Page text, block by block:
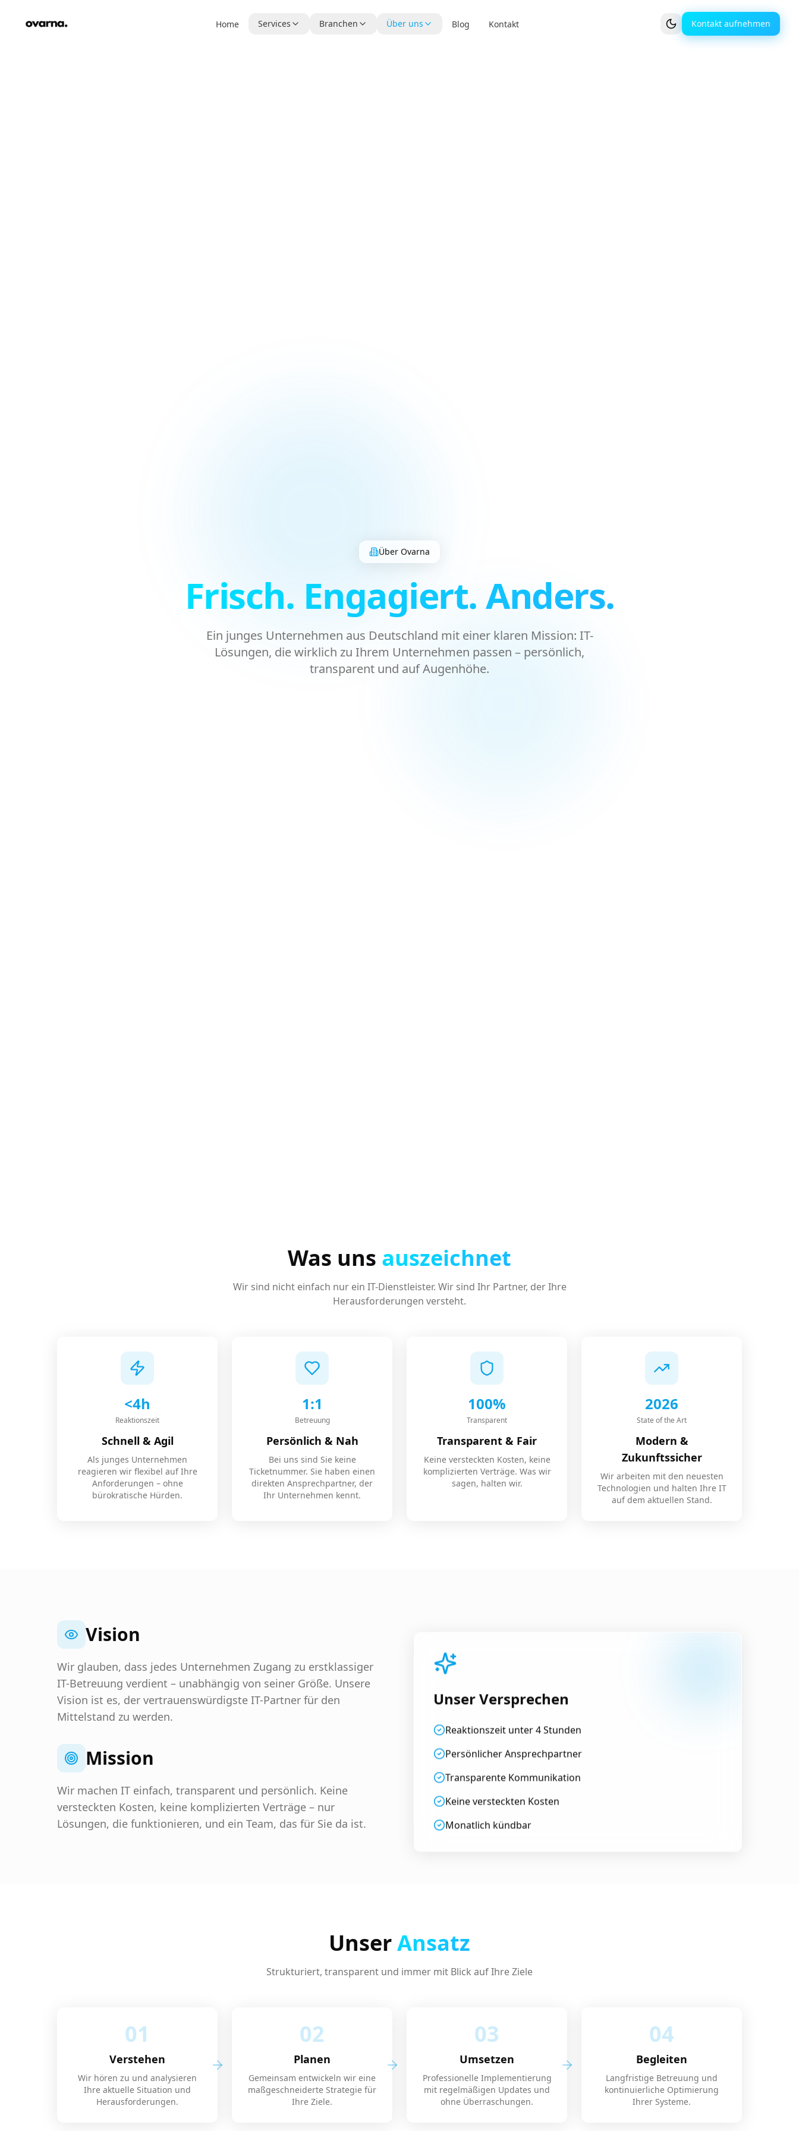
Home Services Branchen Über uns Blog Kontakt Kontakt aufnehmen
Über Ovarna
Frisch. Engagiert. Anders.
Ein junges Unternehmen aus Deutschland mit einer klaren Mission: IT-
Lösungen, die wirklich zu Ihrem Unternehmen passen – persönlich,
transparent und auf Augenhöhe.
Was uns auszeichnet
Wir sind nicht einfach nur ein IT-Dienstleister. Wir sind Ihr Partner, der Ihre
Herausforderungen versteht.
<4h
Reaktionszeit
Schnell & Agil
Als junges Unternehmen
reagieren wir flexibel auf Ihre
Anforderungen – ohne
bürokratische Hürden.
1:1
Betreuung
Persönlich & Nah
Bei uns sind Sie keine
Ticketnummer. Sie haben einen
direkten Ansprechpartner, der
Ihr Unternehmen kennt.
100%
Transparent
Transparent & Fair
Keine versteckten Kosten, keine
komplizierten Verträge. Was wir
sagen, halten wir.
2026
State of the Art
Modern &
Zukunftssicher
Wir arbeiten mit den neuesten
Technologien und halten Ihre IT
auf dem aktuellen Stand.
Vision
Wir glauben, dass jedes Unternehmen Zugang zu erstklassiger
IT-Betreuung verdient – unabhängig von seiner Größe. Unsere
Vision ist es, der vertrauenswürdigste IT-Partner für den
Mittelstand zu werden.
Mission
Wir machen IT einfach, transparent und persönlich. Keine
versteckten Kosten, keine komplizierten Verträge – nur
Lösungen, die funktionieren, und ein Team, das für Sie da ist.
Unser Versprechen
Reaktionszeit unter 4 Stunden
Persönlicher Ansprechpartner
Transparente Kommunikation
Keine versteckten Kosten
Monatlich kündbar
UnserAnsatz
Strukturiert, transparent und immer mit Blick auf Ihre Ziele
01
Verstehen
Wir hören zu und analysieren
Ihre aktuelle Situation und
Herausforderungen.
02
Planen
Gemeinsam entwickeln wir eine
maßgeschneiderte Strategie für
Ihre Ziele.
03
Umsetzen
Professionelle Implementierung
mit regelmäßigen Updates und
ohne Überraschungen.
04
Begleiten
Langfristige Betreuung und
kontinuierliche Optimierung
Ihrer Systeme.